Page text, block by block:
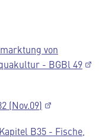
von
- BGBl 49
(Nov.09)
B35 - Fische,